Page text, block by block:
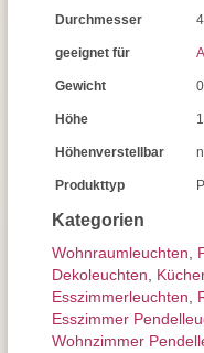
Kategorien
Wohnraum­leuchten
Dekoleuchten
Esszimmer­­leuchten
Esszimmer
Wohnzimmer
Durchmesser
geeignet für
Gewicht
Höhe
Höhenverstellbar
Produkttyp